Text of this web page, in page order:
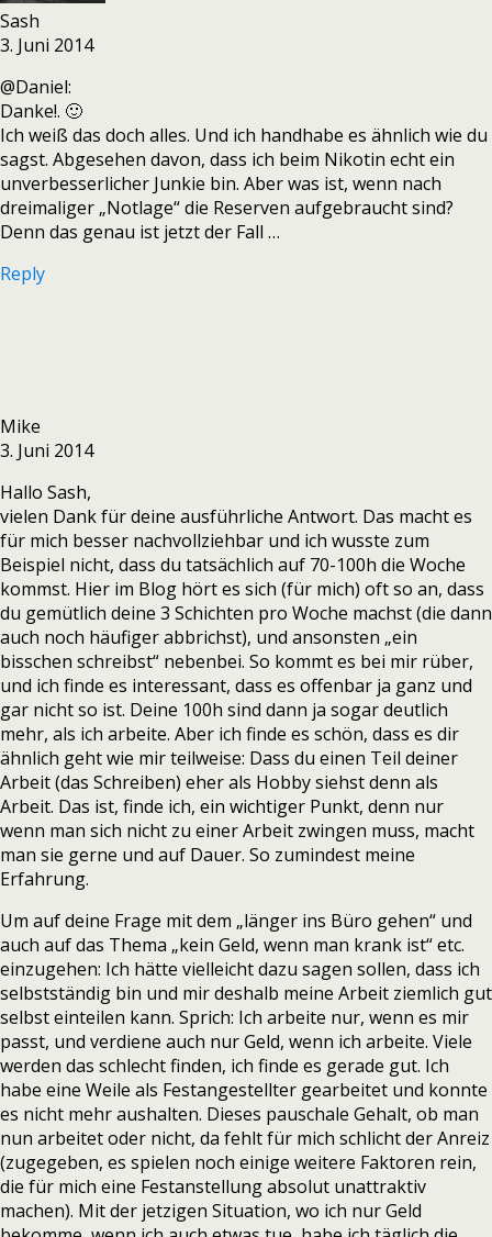
Sash
3. Juni 2014
@Daniel:
Danke!. 🙂
Ich weiß das doch alles. Und ich handhabe es ähnlich wie du
sagst. Abgesehen davon, dass ich beim Nikotin echt ein
unverbesserlicher Junkie bin. Aber was ist, wenn nach
dreimaliger „Notlage“ die Reserven aufgebraucht sind?
Denn das genau ist jetzt der Fall …
Reply
Mike
3. Juni 2014
Hallo Sash,
vielen Dank für deine ausführliche Antwort. Das macht es
für mich besser nachvollziehbar und ich wusste zum
Beispiel nicht, dass du tatsächlich auf 70-100h die Woche
kommst. Hier im Blog hört es sich (für mich) oft so an, dass
du gemütlich deine 3 Schichten pro Woche machst (die dann
auch noch häufiger abbrichst), und ansonsten „ein
bisschen schreibst“ nebenbei. So kommt es bei mir rüber,
und ich finde es interessant, dass es offenbar ja ganz und
gar nicht so ist. Deine 100h sind dann ja sogar deutlich
mehr, als ich arbeite. Aber ich finde es schön, dass es dir
ähnlich geht wie mir teilweise: Dass du einen Teil deiner
Arbeit (das Schreiben) eher als Hobby siehst denn als
Arbeit. Das ist, finde ich, ein wichtiger Punkt, denn nur
wenn man sich nicht zu einer Arbeit zwingen muss, macht
man sie gerne und auf Dauer. So zumindest meine
Erfahrung.
Um auf deine Frage mit dem „länger ins Büro gehen“ und
auch auf das Thema „kein Geld, wenn man krank ist“ etc.
einzugehen: Ich hätte vielleicht dazu sagen sollen, dass ich
selbstständig bin und mir deshalb meine Arbeit ziemlich gut
selbst einteilen kann. Sprich: Ich arbeite nur, wenn es mir
passt, und verdiene auch nur Geld, wenn ich arbeite. Viele
werden das schlecht finden, ich finde es gerade gut. Ich
habe eine Weile als Festangestellter gearbeitet und konnte
es nicht mehr aushalten. Dieses pauschale Gehalt, ob man
nun arbeitet oder nicht, da fehlt für mich schlicht der Anreiz
(zugegeben, es spielen noch einige weitere Faktoren rein,
die für mich eine Festanstellung absolut unattraktiv
machen). Mit der jetzigen Situation, wo ich nur Geld